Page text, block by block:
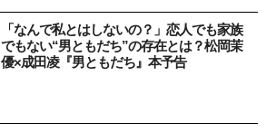
「なんで私とはしないの？」恋人でも家族
でもない“男ともだち”の存在とは？松岡茉
優×成田凌『男ともだち』本予告